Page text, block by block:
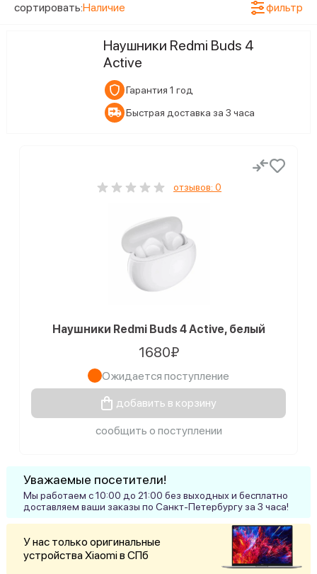
сортировать:Наличие фильтр
Наушники Redmi Buds 4
Active
Гарантия 1 год
Быстрая доставка за 3 часа
отзывов: 0
Наушники Redmi Buds 4 Active, белый
1680₽
Ожидается поступление
добавить в корзину
сообщить о поступлении
Уважаемые посетители!
Мы работаем с 10:00 до 21:00 без выходных и бесплатно
доставляем ваши заказы по Санкт-Петербургу за 3 часа!
У нас только оригинальные
устройства Xiaomi в СПб